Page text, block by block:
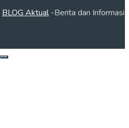
BLOG Aktual-Berita dan Informasi